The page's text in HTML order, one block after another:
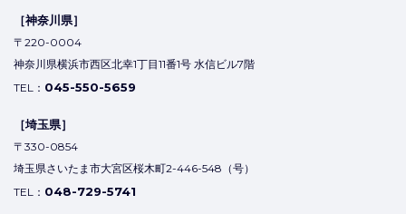
［神奈川県］
〒220-0004
神奈川県横浜市西区北幸1丁目11番1号 水信ビル7階
TEL： 045-550-5659
［埼玉県］
〒330-0854
埼玉県さいたま市大宮区桜木町2-446-548（号）
TEL： 048-729-5741